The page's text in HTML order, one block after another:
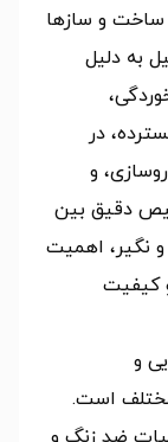
و سازها
به دلیل
در
و
دقیق بین
نگیر، اهمیت
کیفیت
و
است.